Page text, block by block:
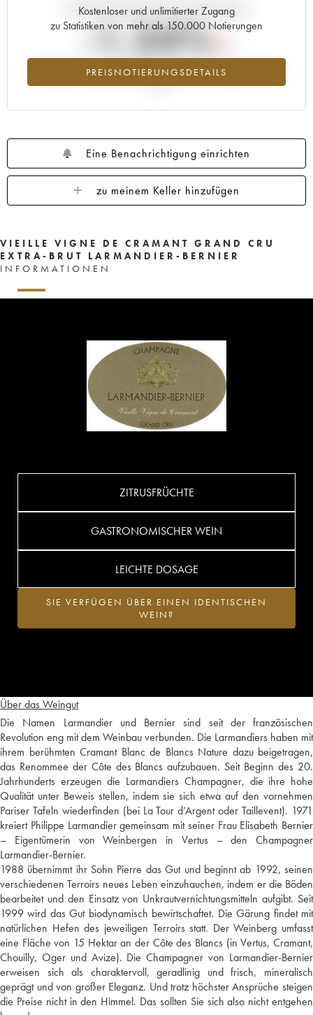
Kostenloser und unlimitierter Zugang
zu Statistiken von mehr als 150.000 Notierungen
PREISNOTIERUNGSDETAILS
Aktuelle Entwicklung der Preisnotierung
-1.24%
Preisabfall des Jahrgangs 2012 im Jahr 2026 im Vergleich zum Jahr
Eine Benachrichtigung einrichten
zu meinem Keller hinzufügen
VIEILLE VIGNE DE CRAMANT GRAND CRU
EXTRA-BRUT LARMANDIER-BERNIER
INFORMATIONEN
Über das Weingut
Die Namen Larmandier und Bernier sind seit der französischen
Revolution eng mit dem Weinbau verbunden. Die Larmandiers haben mit
ihrem berühmten Cramant Blanc de Blancs Nature dazu beigetragen,
das Renommee der Côte des Blancs aufzubauen. Seit Beginn des 20.
Jahrhunderts erzeugen die Larmandiers Champagner, die ihre hohe
Qualität unter Beweis stellen, indem sie sich etwa auf den vornehmen
Pariser Tafeln wiederfinden (bei La Tour d‘Argent oder Taillevent). 1971
kreiert Philippe Larmandier gemeinsam mit seiner Frau Elisabeth Bernier
– Eigentümerin von Weinbergen in Vertus – den Champagner
Larmandier-Bernier.
1988 übernimmt ihr Sohn Pierre das Gut und beginnt ab 1992, seinen
verschiedenen Terroirs neues Leben einzuhauchen, indem er die Böden
bearbeitet und den Einsatz von Unkrautvernichtungsmitteln aufgibt. Seit
1999 wird das Gut biodynamisch bewirtschaftet. Die Gärung findet mit
natürlichen Hefen des jeweiligen Terroirs statt. Der Weinberg umfasst
eine Fläche von 15 Hektar an der Côte des Blancs (in Vertus, Cramant,
Chouilly, Oger und Avize). Die Champagner von Larmandier-Bernier
erweisen sich als charaktervoll, geradlinig und frisch, mineralisch
geprägt und von großer Eleganz. Und trotz höchster Ansprüche steigen
die Preise nicht in den Himmel. Das sollten Sie sich also nicht entgehen
ZITRUSFRÜCHTE
GASTRONOMISCHER WEIN
LEICHTE DOSAGE
SIE VERFÜGEN ÜBER EINEN IDENTISCHEN
WEIN?